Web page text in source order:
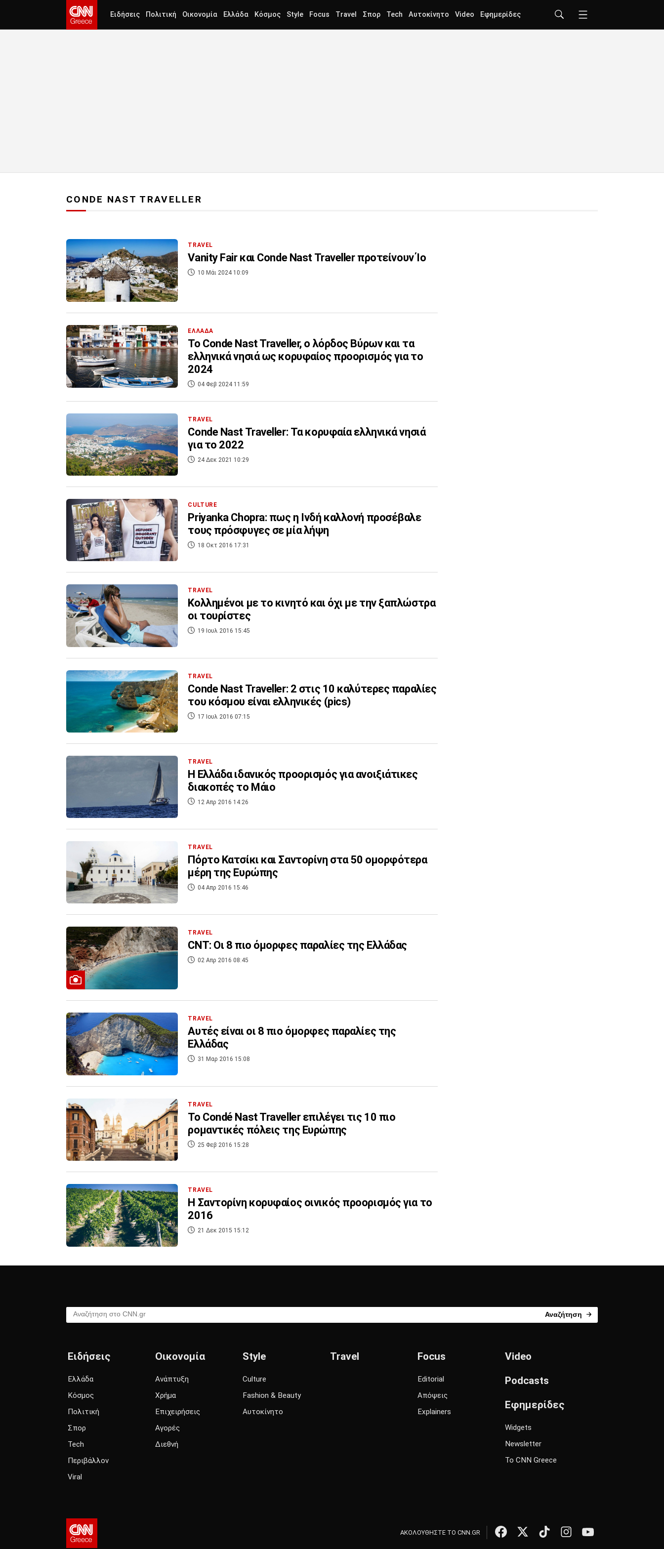
Ειδήσεις Πολιτική Οικονομία Ελλάδα Κόσμος Style Focus Travel Σπορ Tech Αυτοκίνητο Video Εφημερίδες
CONDE NAST TRAVELLER
TRAVEL
Vanity Fair και Conde Nast Traveller προτείνουν Ίο
10 Μάι 2024 10:09
ΕΛΛΑΔΑ
To Conde Nast Traveller, ο λόρδος Βύρων και τα
ελληνικά νησιά ως κορυφαίος προορισμός για το
2024
04 Φεβ 2024 11:59
TRAVEL
Conde Nast Traveller: Τα κορυφαία ελληνικά νησιά
για το 2022
24 Δεκ 2021 10:29
CULTURE
Priyanka Chopra: πως η Ινδή καλλονή προσέβαλε
τους πρόσφυγες σε μία λήψη
18 Οκτ 2016 17:31
TRAVEL
Κολλημένοι με το κινητό και όχι με την ξαπλώστρα
οι τουρίστες
19 Ιουλ 2016 15:45
TRAVEL
Conde Nast Traveller: 2 στις 10 καλύτερες παραλίες
του κόσμου είναι ελληνικές (pics)
17 Ιουλ 2016 07:15
TRAVEL
Η Ελλάδα ιδανικός προορισμός για ανοιξιάτικες
διακοπές το Μάιο
12 Απρ 2016 14:26
TRAVEL
Πόρτο Κατσίκι και Σαντορίνη στα 50 ομορφότερα
μέρη της Ευρώπης
04 Απρ 2016 15:46
TRAVEL
CNT: Οι 8 πιο όμορφες παραλίες της Ελλάδας
02 Απρ 2016 08:45
TRAVEL
Αυτές είναι οι 8 πιο όμορφες παραλίες της
Ελλάδας
31 Μαρ 2016 15:08
TRAVEL
Το Condé Nast Traveller επιλέγει τις 10 πιο
ρομαντικές πόλεις της Ευρώπης
25 Φεβ 2016 15:28
TRAVEL
Η Σαντορίνη κορυφαίος οινικός προορισμός για το
2016
21 Δεκ 2015 15:12
Αναζήτηση στο CNN.gr Αναζήτηση
Ειδήσεις
Ελλάδα
Κόσμος
Πολιτική
Σπορ
Tech
Περιβάλλον
Viral
Οικονομία
Ανάπτυξη
Χρήμα
Επιχειρήσεις
Αγορές
Διεθνή
Style
Culture
Fashion & Beauty
Αυτοκίνητο
Travel Focus
Editorial
Απόψεις
Explainers
Video
Podcasts
Εφημερίδες
Widgets
Newsletter
Το CNN Greece
ΑΚΟΛΟΥΘΗΣΤΕ ΤΟ CNN.GR